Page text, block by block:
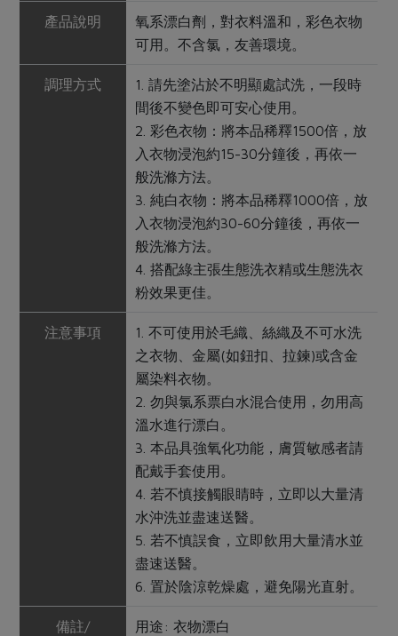
產品說明
氧系漂白劑，對衣料溫和，彩色衣物
可用。不含氯，友善環境。
調理方式
1. 請先塗沾於不明顯處試洗，一段時
間後不變色即可安心使用。
2. 彩色衣物：將本品稀釋1500倍，放
入衣物浸泡約15-30分鐘後，再依一
般洗滌方法。
3. 純白衣物：將本品稀釋1000倍，放
入衣物浸泡約30-60分鐘後，再依一
般洗滌方法。
4. 搭配綠主張生態洗衣精或生態洗衣
粉效果更佳。
注意事項
1. 不可使用於毛織、絲織及不可水洗
之衣物、金屬(如鈕扣、拉鍊)或含金
屬染料衣物。
2. 勿與氯系票白水混合使用，勿用高
溫水進行漂白。
3. 本品具強氧化功能，膚質敏感者請
配戴手套使用。
4. 若不慎接觸眼睛時，立即以大量清
水沖洗並盡速送醫。
5. 若不慎誤食，立即飲用大量清水並
盡速送醫。
6. 置於陰涼乾燥處，避免陽光直射。
備註/
用途: 衣物漂白